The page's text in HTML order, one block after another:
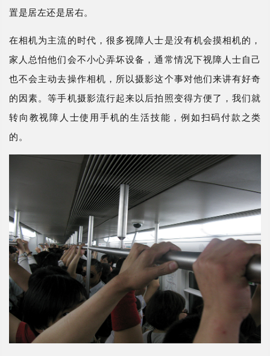
置是居左还是居右。
在相机为主流的时代，很多视障人士是没有机会摸相机的，
家人总怕他们会不小心弄坏设备，通常情况下视障人士自己
也不会主动去操作相机，所以摄影这个事对他们来讲有好奇
的因素。等手机摄影流行起来以后拍照变得方便了，我们就
转向教视障人士使用手机的生活技能，例如扫码付款之类
的。